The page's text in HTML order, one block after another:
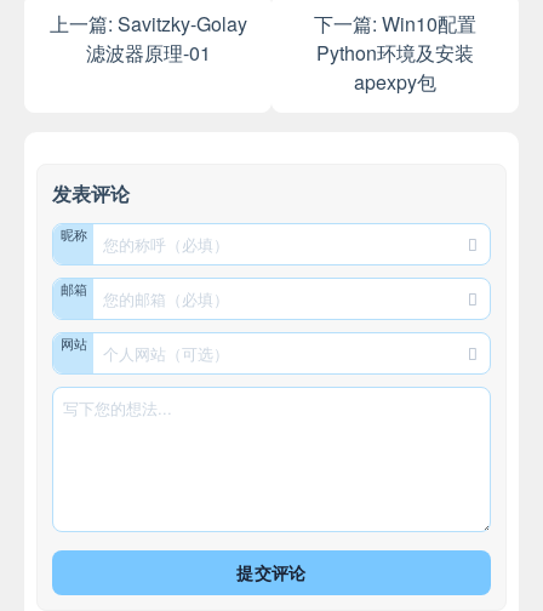
上一篇: Savitzky-Golay
滤波器原理-01
下一篇: Win10配置
Python环境及安装
apexpy包
发表评论
昵称
邮箱
网站
提交评论